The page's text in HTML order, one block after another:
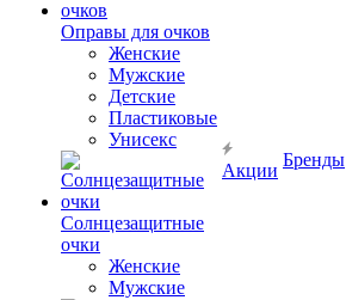
Оправы для очков
Женские
Мужские
Детские
Пластиковые
Унисекс
Солнцезащитные
очки
Женские
Мужские
Акции
Бренды